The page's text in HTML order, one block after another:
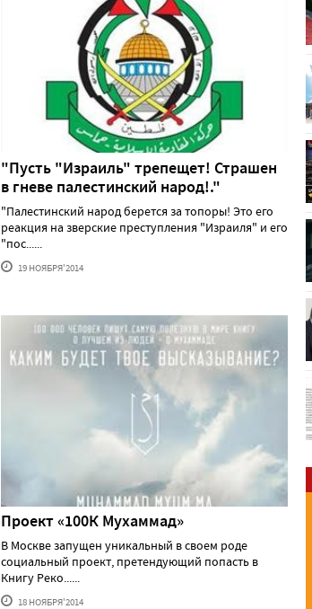
"Пусть "Израиль" трепещет! Страшен
в гневе палестинский народ!."
"Палестинский народ берется за топоры! Это его
реакция на зверские преступления "Израиля" и его
"пос......
19 НОЯБРЯ'2014
Проект «100К Мухаммад»
В Москве запущен уникальный в своем роде
социальный проект, претендующий попасть в
Книгу Реко......
18 НОЯБРЯ'2014